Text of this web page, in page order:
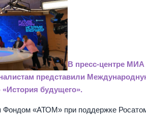
В пресс-центре МИА
представили
будущего».
Фондом «АТОМ» при поддержке